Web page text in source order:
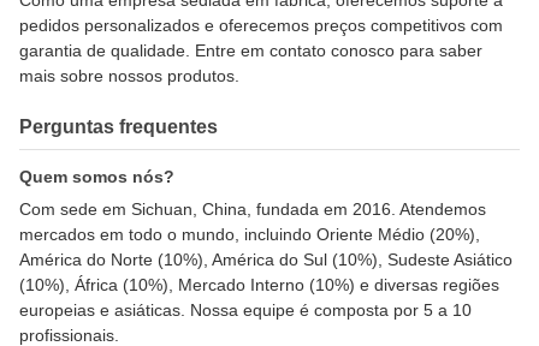
pedidos personalizados e oferecemos preços competitivos com
garantia de qualidade. Entre em contato conosco para saber
mais sobre nossos produtos.
Perguntas frequentes
Quem somos nós?
Com sede em Sichuan, China, fundada em 2016. Atendemos
mercados em todo o mundo, incluindo Oriente Médio (20%),
América do Norte (10%), América do Sul (10%), Sudeste Asiático
(10%), África (10%), Mercado Interno (10%) e diversas regiões
europeias e asiáticas. Nossa equipe é composta por 5 a 10
profissionais.